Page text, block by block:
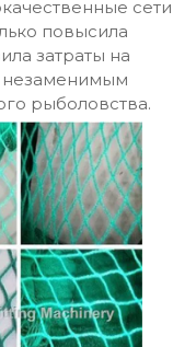
сети
повысила
затраты на
незаменимым
рыболовства.